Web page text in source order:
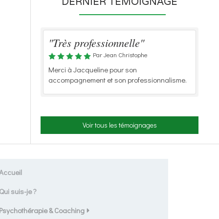
"Très professionnelle"
Par Jean Christophe
Merci à Jacqueline pour son
accompagnement et son professionnalisme.
Voir tous les témoignages
Qui suis-je ?
Psychothérapie & Coaching